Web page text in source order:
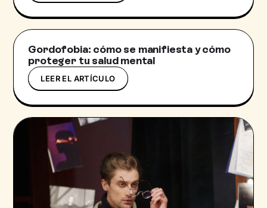
Gordofobia: cómo se manifiesta y cómo
proteger tu salud mental
LEER EL ARTÍCULO